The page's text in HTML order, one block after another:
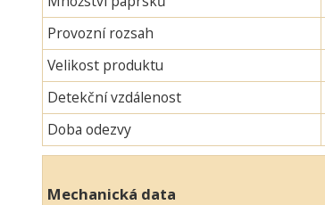
Provozní rozsah
Velikost produktu
Detekční vzdálenost
Doba odezvy
Mechanická data